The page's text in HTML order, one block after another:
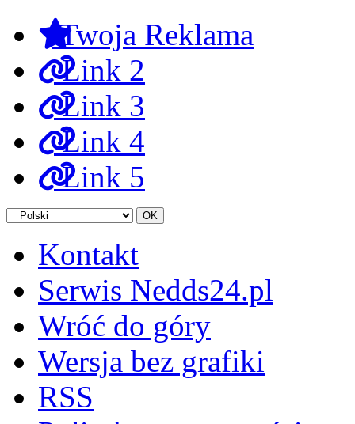
Twoja Reklama
Link 2
Link 3
Link 4
Link 5
Kontakt
Serwis Nedds24.pl
Wróć do góry
Wersja bez grafiki
RSS